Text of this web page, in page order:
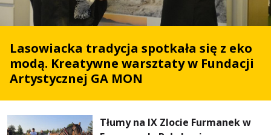
Lasowiacka tradycja spotkała się z eko
modą. Kreatywne warsztaty w Fundacji
Artystycznej GA MON
Tłumy na IX Zlocie Furmanek w